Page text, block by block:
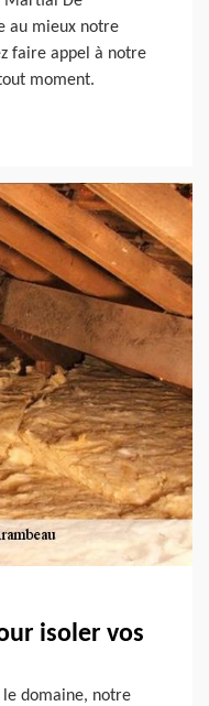
au mieux notre
faire appel à notre
moment.
isoler vos
le domaine, notre